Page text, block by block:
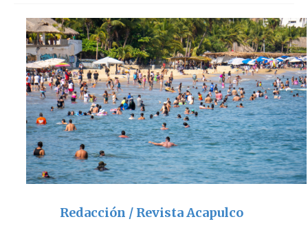
Redacción / Revista Acapulco